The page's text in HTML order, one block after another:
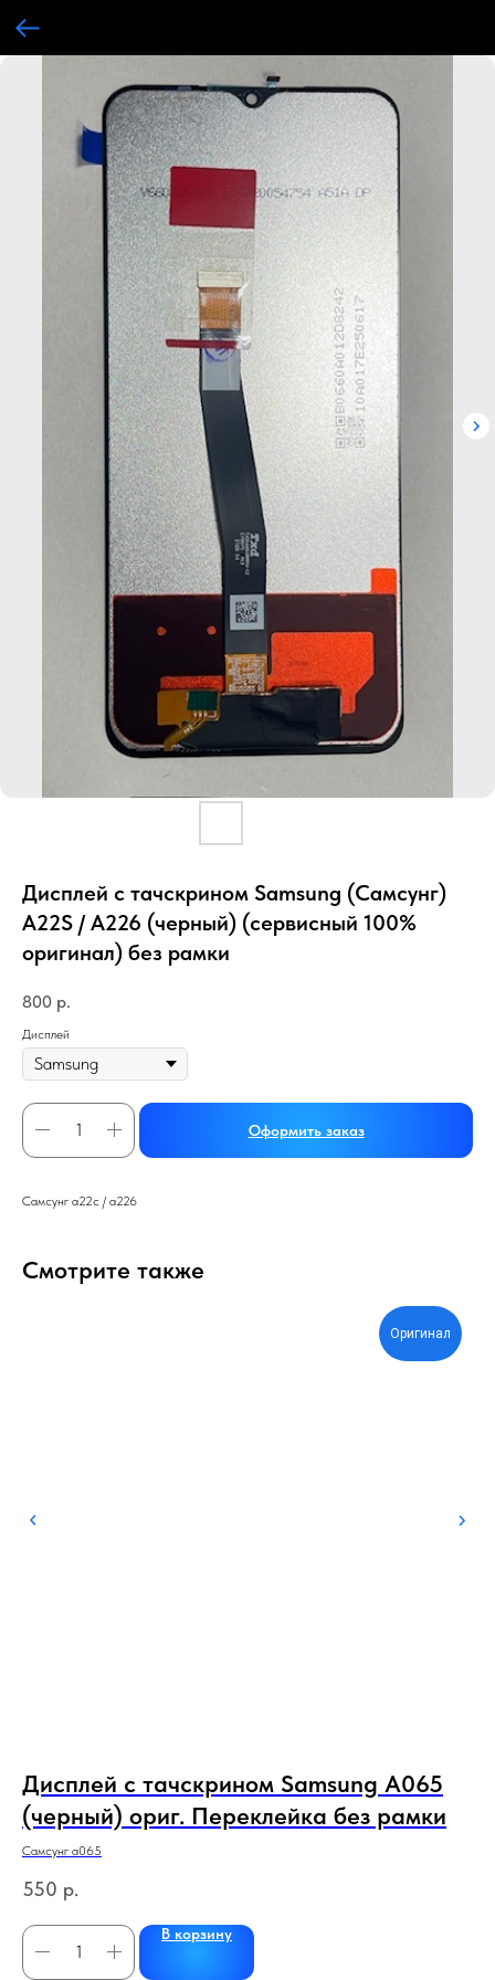
Дисплей с тачскрином Samsung (Самсунг)
A22S / A226 (черный) (сервисный 100%
оригинал) без рамки
800 р.
Дисплей
Оформить заказ
Самсунг а22с / а226
Смотрите также
Оригинал
Дисплей с тачскрином Samsung A065
(черный) ориг. Переклейка без рамки
Самсунг а065
550 р.
В корзину